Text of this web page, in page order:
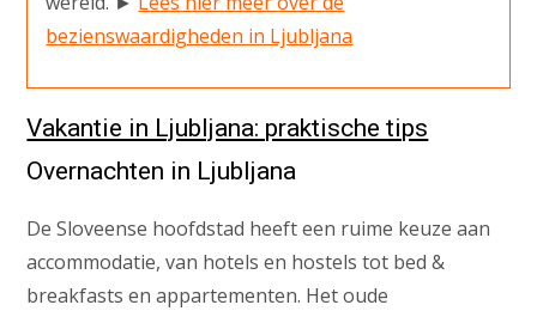
bezienswaardigheden in Ljubljana
Vakantie in Ljubljana: praktische tips
Overnachten in Ljubljana
De Sloveense hoofdstad heeft een ruime keuze aan
accommodatie, van hotels en hostels tot bed &
breakfasts en appartementen. Het oude